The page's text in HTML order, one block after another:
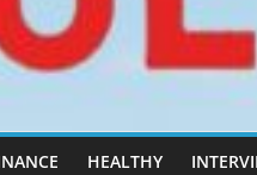
HEALTHY